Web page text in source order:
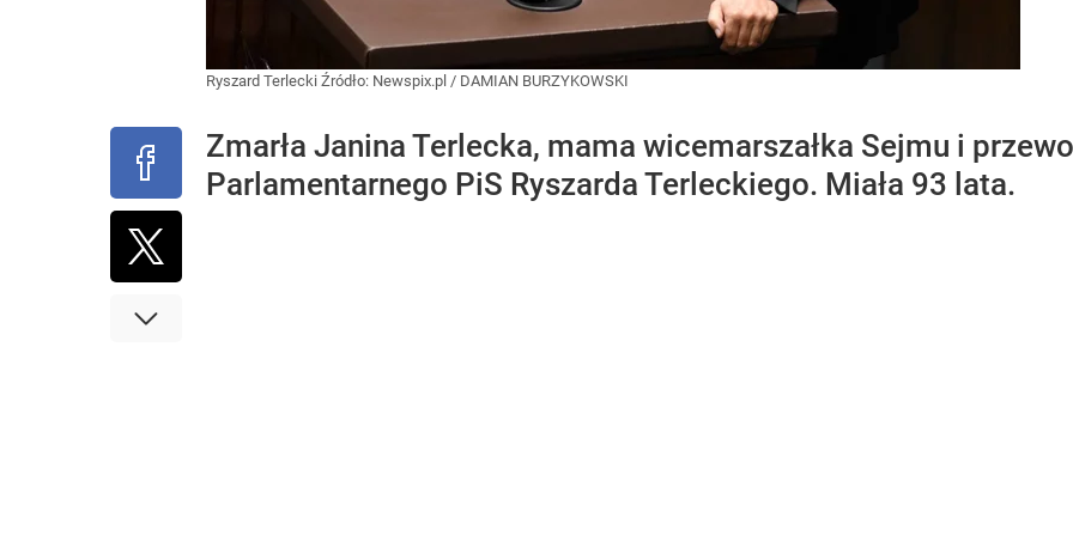
Ryszard Terlecki Źródło: Newspix.pl / DAMIAN BURZYKOWSKI
Zmarła Janina Terlecka, mama wicemarszałka Sejmu i
Parlamentarnego PiS Ryszarda Terleckiego. Miała 93 lata.